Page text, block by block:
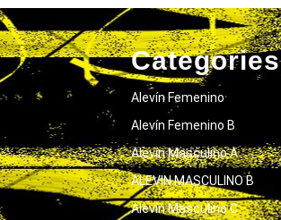
Categories
Alevín Femenino
Alevín Femenino B
Alevín Masculino A
ALEVIN MASCULINO B
Alevín Masculino C